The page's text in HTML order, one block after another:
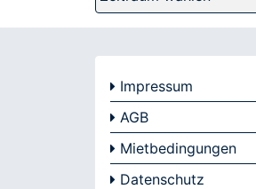
Impressum
AGB
Mietbedingungen
Datenschutz